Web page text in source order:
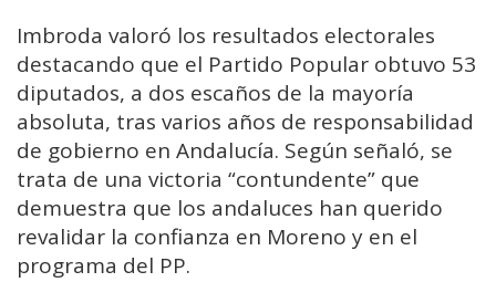
Imbroda valoró los resultados electorales
destacando que el Partido Popular obtuvo 53
diputados, a dos escaños de la mayoría
absoluta, tras varios años de responsabilidad
de gobierno en Andalucía. Según señaló, se
trata de una victoria “contundente” que
demuestra que los andaluces han querido
revalidar la confianza en Moreno y en el
programa del PP.